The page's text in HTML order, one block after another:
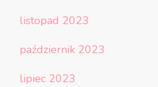
listopad 2023
październik 2023
lipiec 2023